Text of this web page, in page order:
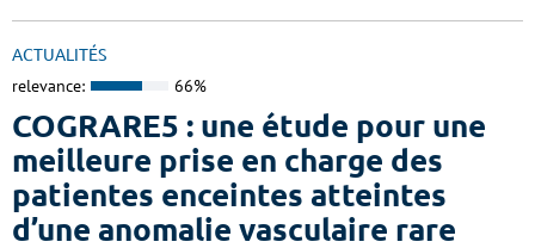
ACTUALITÉS
relevance: 66%
COGRARE5 : une étude pour une
meilleure prise en charge des
patientes enceintes atteintes
d’une anomalie vasculaire rare